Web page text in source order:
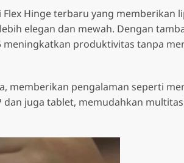
Galaxy S26 Ultra 5G
Galaxy S26 Plus 5G
Galaxy S26 5G
Galaxy S25 Ultra 5G
Samsung
Samsung
Samsung Galaxy A17 5G
Samsung Galaxy A26 5G
Hinge terbaru yang memberikan
elegan dan mewah. Dengan
meningkatkan produktivitas tanpa
memberikan pengalaman seperti
juga tablet, memudahkan